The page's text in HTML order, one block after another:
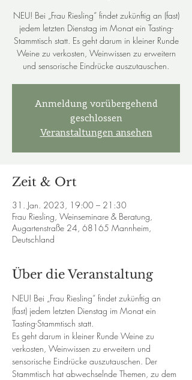
NEU! Bei „Frau Riesling“ findet zukünftig an (fast)
jedem letzten Dienstag im Monat ein Tasting-
Stammtisch statt. Es geht darum in kleiner Runde
Weine zu verkosten, Weinwissen zu erweitern
und sensorische Eindrücke auszutauschen.
Anmeldung vorübergehend
geschlossen
Veranstaltungen ansehen
Zeit & Ort
31. Jan. 2023, 19:00 – 21:30
Frau Riesling, Weinseminare & Beratung,
Augartenstraße 24, 68165 Mannheim,
Deutschland
Über die Veranstaltung
NEU! Bei „Frau Riesling“ findet zukünftig an
(fast) jedem letzten Dienstag im Monat ein
Tasting-Stammtisch statt.
Es geht darum in kleiner Runde Weine zu
verkosten, Weinwissen zu erweitern und
sensorische Eindrücke auszutauschen. Der
Stammtisch hat abwechselnde Themen, zu dem